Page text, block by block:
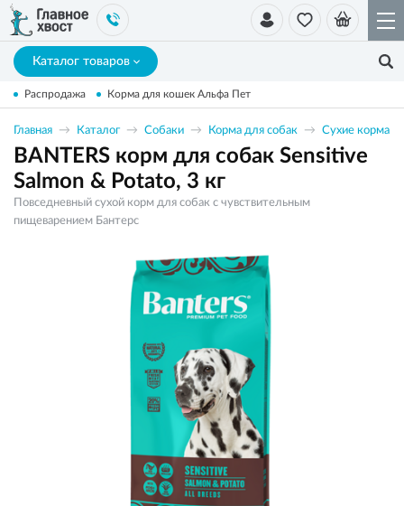
Каталог товаров
Распродажа Корма для кошек Альфа Пет
Главная Каталог Собаки Корма для собак Сухие корма
BANTERS корм для собак Sensitive
Salmon & Potato, 3 кг
Повседневный сухой корм для собак с чувствительным
пищеварением Бантерс